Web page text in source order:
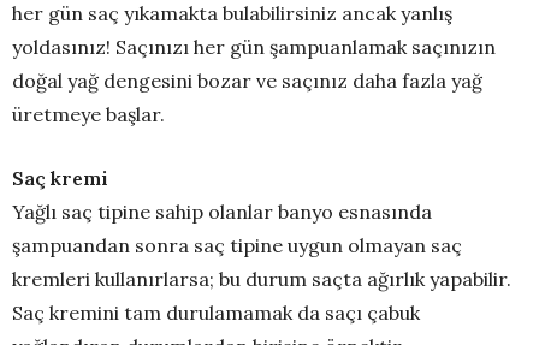
her gün saç yıkamakta bulabilirsiniz ancak yanlış
yoldasınız! Saçınızı her gün şampuanlamak saçınızın
doğal yağ dengesini bozar ve saçınız daha fazla yağ
üretmeye başlar.
Saç kremi
Yağlı saç tipine sahip olanlar banyo esnasında
şampuandan sonra saç tipine uygun olmayan saç
kremleri kullanırlarsa; bu durum saçta ağırlık yapabilir.
Saç kremini tam durulamamak da saçı çabuk